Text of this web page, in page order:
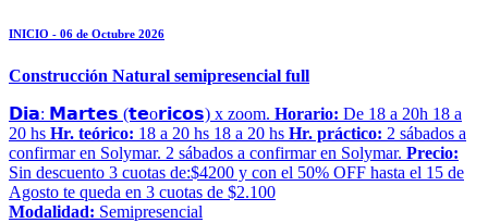
INICIO - 06 de Octubre 2026
Construcción Natural semipresencial full
𝗗𝗶𝗮: 𝗠𝗮𝗿𝘁𝗲𝘀 (𝘁𝗲o𝗿𝗶𝗰𝗼𝘀) x zoom. Horario: De 18 a 20h 18 a
20 hs Hr. teórico: 18 a 20 hs 18 a 20 hs Hr. práctico: 2 sábados a
confirmar en Solymar. 2 sábados a confirmar en Solymar. Precio:
Sin descuento 3 cuotas de:$4200 y con el 50% OFF hasta el 15 de
Agosto te queda en 3 cuotas de $2.100
Modalidad: Semipresencial